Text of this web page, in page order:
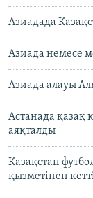
Азиадада
Азиада немесе
Азиада алауы
Астанада қазақ
аяқталды
Қазақстан
қызметінен